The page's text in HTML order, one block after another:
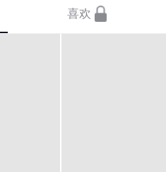
喜欢